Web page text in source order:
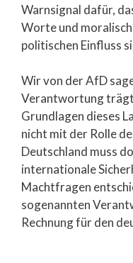
Warnsignal dafür,
Worte und
politischen Einfluss
Wir von der AfD
Verantwortung trägt
Grundlagen dieses
nicht mit der Rolle
Deutschland muss
internationale
Machtfragen
sogenannten
Rechnung für den